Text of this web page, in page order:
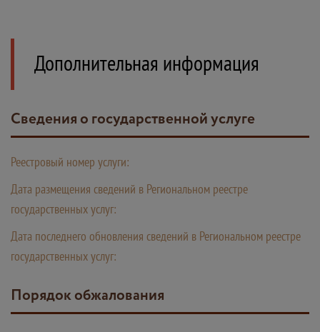
Дополнительная информация
Сведения о государственной услуге
Реестровый номер услуги:
Дата размещения сведений в Региональном реестре
государственных услуг:
Дата последнего обновления сведений в Региональном реестре
государственных услуг:
Порядок обжалования